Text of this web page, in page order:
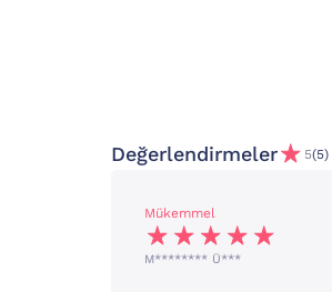
Değerlendirmeler 5(5)
Mükemmel
M******** Ü***